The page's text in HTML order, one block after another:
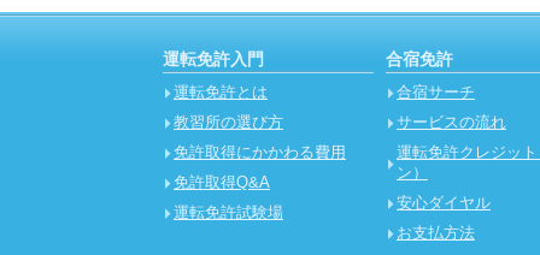
運転免許入門
運転免許とは
教習所の選び方
免許取得にかかわる費用
免許取得Q&A
運転免許試験場
合宿免許
合宿サーチ
サービスの流れ
運転免許クレジッ
ン）
安心ダイヤル
お支払方法